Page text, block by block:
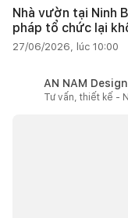
Nhà vườn tại Ninh
pháp tổ chức lại
27/06/2026, lúc 10:00
AN NAM
Tư vấn, thiết kế -